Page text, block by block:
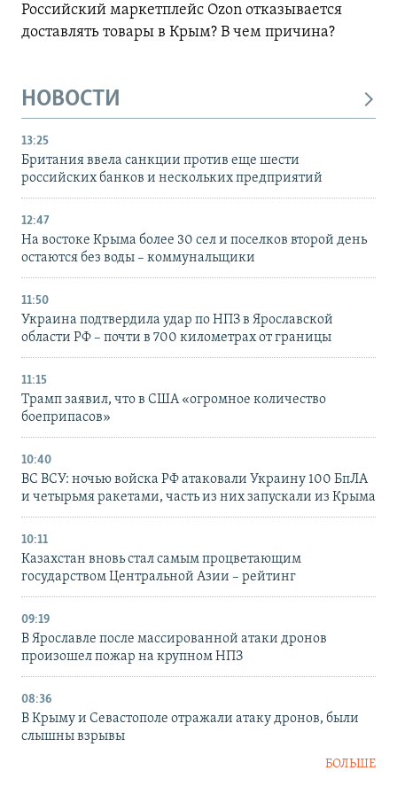
Российский маркетплейс Ozon отказывается
доставлять товары в Крым? В чем причина?
НОВОСТИ
13:25
Британия ввела санкции против еще шести
российских банков и нескольких предприятий
12:47
На востоке Крыма более 30 сел и поселков второй день
остаются без воды – коммунальщики
11:50
Украина подтвердила удар по НПЗ в Ярославской
области РФ – почти в 700 километрах от границы
11:15
Трамп заявил, что в США «огромное количество
боеприпасов»
10:40
ВС ВСУ: ночью войска РФ атаковали Украину 100 БпЛА
и четырьмя ракетами, часть из них запускали из Крыма
10:11
Казахстан вновь стал самым процветающим
государством Центральной Азии – рейтинг
09:19
В Ярославле после массированной атаки дронов
произошел пожар на крупном НПЗ
08:36
В Крыму и Севастополе отражали атаку дронов, были
слышны взрывы
БОЛЬШЕ